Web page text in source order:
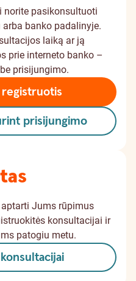
norite pasikonsultuoti
banko padalinyje.
laiką ar ją
prie interneto banko –
prisijungimo.
prisijungimo
Jums rūpimus
konsultacijai ir
patogiu metu.